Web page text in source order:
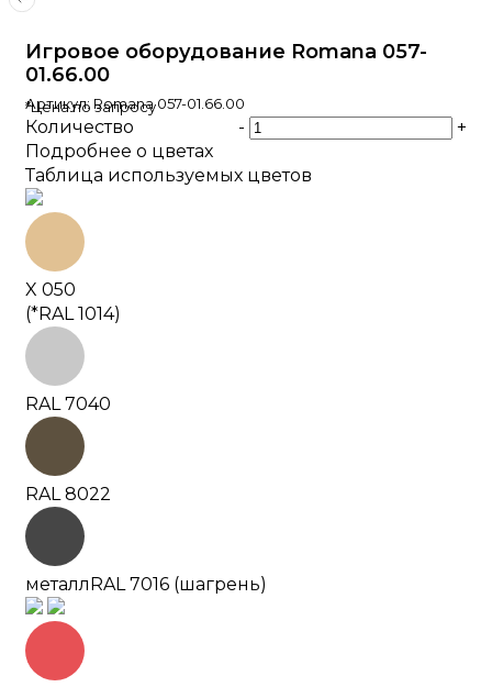
Игровое оборудование Romana 057-
01.66.00
Артикул: Romana 057-01.66.00
*Цена по запросу
Количество -
+
Подробнее о цветах
Таблица используемых цветов
X 050
(*RAL 1014)
RAL 7040
RAL 8022
металлRAL 7016 (шагрень)